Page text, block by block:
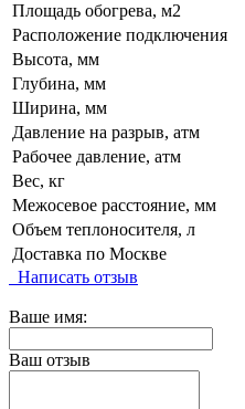
Площадь обогрева, м2
Расположение подключения
Высота, мм
Глубина, мм
Ширина, мм
Давление на разрыв, атм
Рабочее давление, атм
Вес, кг
Межосевое расстояние, мм
Объем теплоносителя, л
Доставка по Москве
Написать отзыв
Ваше имя:
Ваш отзыв